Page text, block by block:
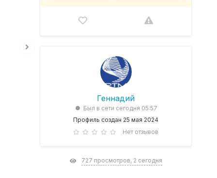
Геннадий
Был в сети сегодня 05:57
Профиль создан 25 мая 2024
Нет отзывов
727 просмотров, 2 сегодня